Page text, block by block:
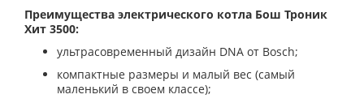
Преимущества электрического котла Бош Троник
Хит 3500:
ультрасовременный дизайн DNA от Bosch;
компактные размеры и малый вес (самый
маленький в своем классе);